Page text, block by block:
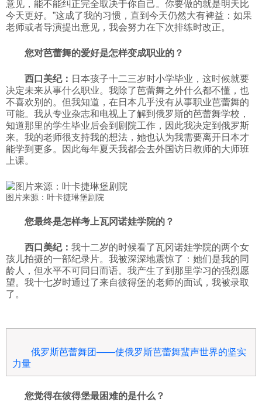
意见，能不能纠正完全取决于你自己。你要做的就是明天比
今天更好。”这成了我的习惯，直到今天仍然大有裨益：如果
老师或者导演提出意见，我会努力在下次排练时改正。
您对芭蕾舞的爱好是怎样变成职业的？
西口美纪： 日本孩子十二三岁时小学毕业，这时候就要
决定未来从事什么职业。我除了芭蕾舞之外什么都不懂，也
不喜欢别的。但我知道，在日本几乎没有从事职业芭蕾舞的
可能。我从专业杂志和电视上了解到俄罗斯的芭蕾舞学校，
知道那里的学生毕业后会到剧院工作，因此我决定到俄罗斯
来。我的老师很支持我的想法，她也认为我需要离开日本才
能学到更多。因此每年夏天我都会去外国访日教师的大师班
上课。
图片来源：叶卡捷琳堡剧院
您最终是怎样考上瓦冈诺娃学院的？
西口美纪： 我十二岁的时候看了瓦冈诺娃学院的两个女
孩儿拍摄的一部纪录片。我被深深地震惊了：她们是我的同
龄人，但水平不可同日而语。我产生了到那里学习的强烈愿
望。我十七岁时通过了来自彼得堡的老师的面试，我被录取
了。
俄罗斯芭蕾舞团——使俄罗斯芭蕾舞蜚声世界的坚实
力量
您觉得在彼得堡最困难的是什么？